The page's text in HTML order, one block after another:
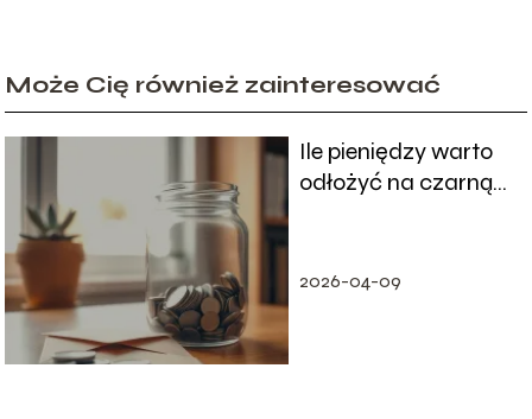
Może Cię również zainteresować
Ile pieniędzy warto
odłożyć na czarną
2026-04-09